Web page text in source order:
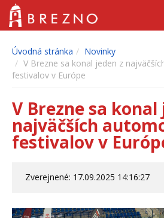
Úvodná stránka
Novinky
V Brezne sa konal jeden z
festivalov v Európe
V Brezne sa konal
najväčších
festivalov v
Zverejnené: 17.09.2025 14:16:27